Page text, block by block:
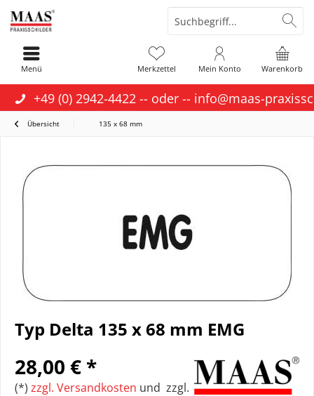
+49 (0) 2942-4422 -- oder -- info@maas-
Warenkorb
Merkzettel Mein Konto
Menü
Übersicht 135 x 68 mm
Typ Delta 135 x 68 mm EMG
28,00 € *
(*) zzgl. Versandkosten und zzgl.